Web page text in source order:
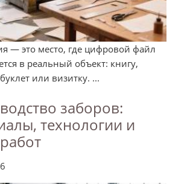
— это место, где цифровой файл
в реальный объект: книгу,
или визитку. ...
заборов:
технологии и